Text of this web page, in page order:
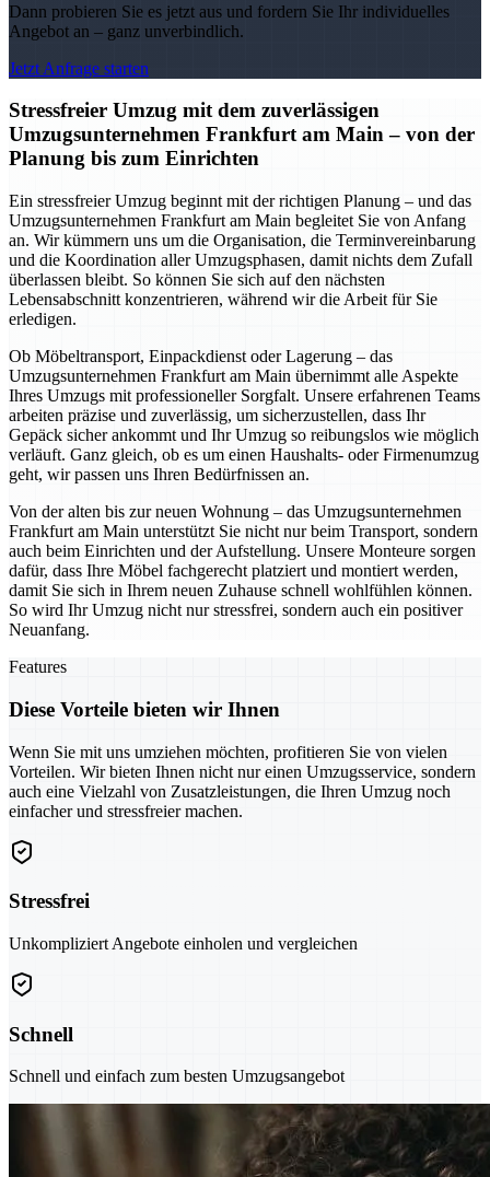
Dann probieren Sie es jetzt aus und fordern Sie Ihr individuelles
Angebot an – ganz unverbindlich.
Jetzt Anfrage starten
Stressfreier Umzug mit dem zuverlässigen
Umzugsunternehmen Frankfurt am Main – von der
Planung bis zum Einrichten
Ein stressfreier Umzug beginnt mit der richtigen Planung – und das
Umzugsunternehmen Frankfurt am Main begleitet Sie von Anfang
an. Wir kümmern uns um die Organisation, die Terminvereinbarung
und die Koordination aller Umzugsphasen, damit nichts dem Zufall
überlassen bleibt. So können Sie sich auf den nächsten
Lebensabschnitt konzentrieren, während wir die Arbeit für Sie
erledigen.
Ob Möbeltransport, Einpackdienst oder Lagerung – das
Umzugsunternehmen Frankfurt am Main übernimmt alle Aspekte
Ihres Umzugs mit professioneller Sorgfalt. Unsere erfahrenen Teams
arbeiten präzise und zuverlässig, um sicherzustellen, dass Ihr
Gepäck sicher ankommt und Ihr Umzug so reibungslos wie möglich
verläuft. Ganz gleich, ob es um einen Haushalts- oder Firmenumzug
geht, wir passen uns Ihren Bedürfnissen an.
Von der alten bis zur neuen Wohnung – das Umzugsunternehmen
Frankfurt am Main unterstützt Sie nicht nur beim Transport, sondern
auch beim Einrichten und der Aufstellung. Unsere Monteure sorgen
dafür, dass Ihre Möbel fachgerecht platziert und montiert werden,
damit Sie sich in Ihrem neuen Zuhause schnell wohlfühlen können.
So wird Ihr Umzug nicht nur stressfrei, sondern auch ein positiver
Neuanfang.
Features
Diese Vorteile bieten wir Ihnen
Wenn Sie mit uns umziehen möchten, profitieren Sie von vielen
Vorteilen. Wir bieten Ihnen nicht nur einen Umzugsservice, sondern
auch eine Vielzahl von Zusatzleistungen, die Ihren Umzug noch
einfacher und stressfreier machen.
Stressfrei
Unkompliziert Angebote einholen und vergleichen
Schnell
Schnell und einfach zum besten Umzugsangebot